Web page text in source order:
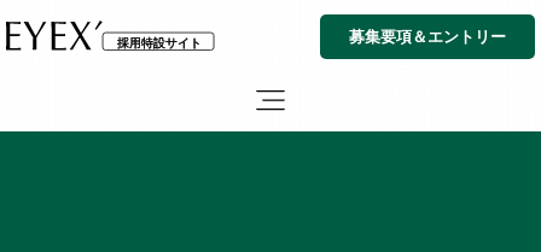
容
キ
募集要項＆エントリー